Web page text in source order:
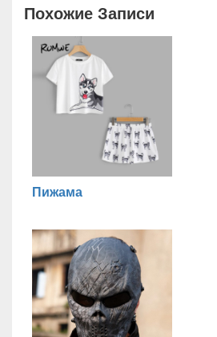
Похожие Записи
Пижама